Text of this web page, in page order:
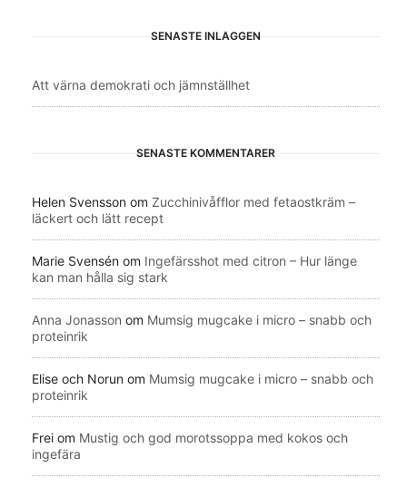
SENASTE INLÄGGEN
Att värna demokrati och jämnställhet
SENASTE KOMMENTARER
Helen Svensson om Zucchinivåfflor med fetaostkräm –
läckert och lätt recept
Marie Svensén om Ingefärsshot med citron – Hur länge
kan man hålla sig stark
Anna Jonasson om Mumsig mugcake i micro – snabb och
proteinrik
Elise och Norun om Mumsig mugcake i micro – snabb och
proteinrik
Frei om Mustig och god morotssoppa med kokos och
ingefära